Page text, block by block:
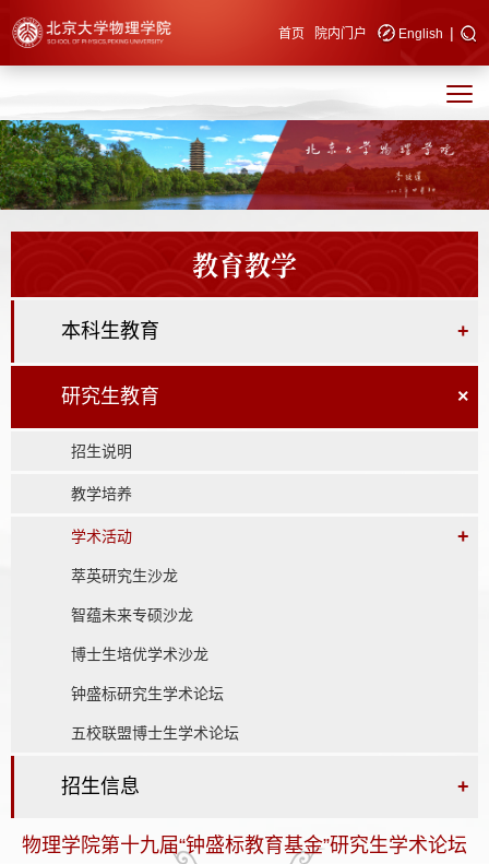
快速导航 首页 院内门户 English |
教育教学
本科生教育 +
研究生教育 ×
招生说明
教学培养
学术活动 +
萃英研究生沙龙
智蕴未来专硕沙龙
博士生培优学术沙龙
钟盛标研究生学术论坛
五校联盟博士生学术论坛
招生信息 +
物理学院第十九届“钟盛标教育基金”研究生学术论坛